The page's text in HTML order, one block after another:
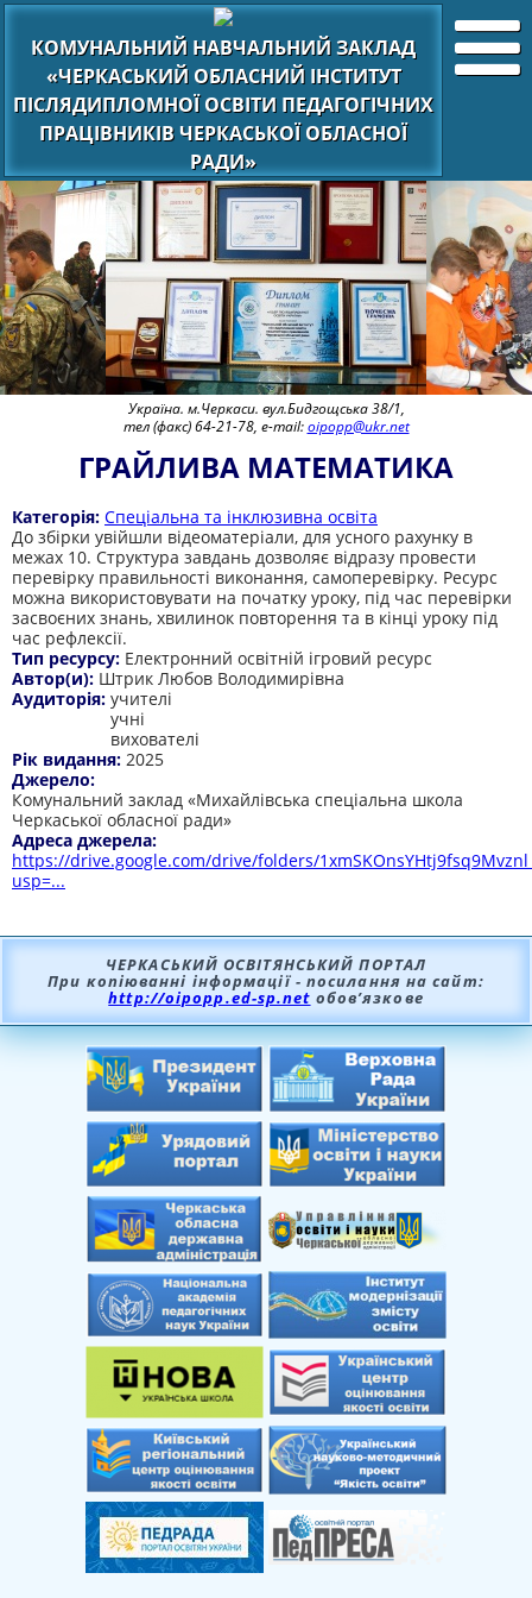
КОМУНАЛЬНИЙ НАВЧАЛЬНИЙ ЗАКЛАД
«ЧЕРКАСЬКИЙ ОБЛАСНИЙ ІНСТИТУТ
ПІСЛЯДИПЛОМНОЇ ОСВІТИ ПЕДАГОГІЧНИХ
ПРАЦІВНИКІВ ЧЕРКАСЬКОЇ ОБЛАСНОЇ
РАДИ»
Україна. м.Черкаси. вул.Бидгощська 38/1,
тел (факс) 64-21-78, e-mail:oipopp@ukr.net
ГРАЙЛИВА МАТЕМАТИКА
Категорія: Спеціальна та інклюзивна освіта
До збірки увійшли відеоматеріали, для усного рахунку в
межах 10. Структура завдань дозволяє відразу провести
перевірку правильності виконання, самоперевірку. Ресурс
можна використовувати на початку уроку, під час перевірки
засвоєних знань, хвилинок повторення та в кінці уроку під
час рефлексії.
Тип ресурсу: Електронний освітній ігровий ресурс
Автор(и): Штрик Любов Володимирівна
Аудиторія: учителі
учні
вихователі
Рік видання: 2025
Джерело:
Комунальний заклад «Михайлівська спеціальна школа
Черкаської обласної ради»
Адреса джерела:
https://drive.google.com/drive/folders/
usp=...
ЧЕРКАСЬКИЙ ОСВІТЯНСЬКИЙ ПОРТАЛ
При копіюванні інформації - посилання на сайт:
http://oipopp.ed-sp.net обов’язкове